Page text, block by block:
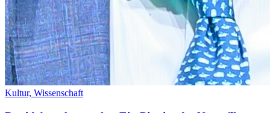
Kultur, Wissenschaft